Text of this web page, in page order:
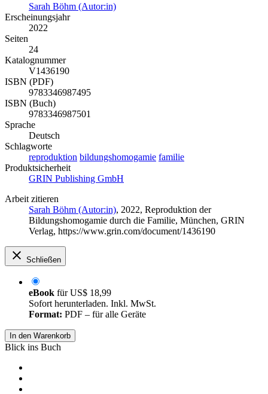
Sarah Böhm (Autor:in)
Erscheinungsjahr
2022
Seiten
24
Katalognummer
V1436190
ISBN (PDF)
9783346987495
ISBN (Buch)
9783346987501
Sprache
Deutsch
Schlagworte
reproduktion bildungshomogamie familie
Produktsicherheit
GRIN Publishing GmbH
Arbeit zitieren
Sarah Böhm (Autor:in), 2022, Reproduktion der
Bildungshomogamie durch die Familie, München, GRIN
Verlag, https://www.grin.com/document/1436190
Schließen
eBook fürUS$ 18,99
Sofort herunterladen. Inkl. MwSt.
Format: PDF – für alle Geräte
In den Warenkorb
Blick ins Buch